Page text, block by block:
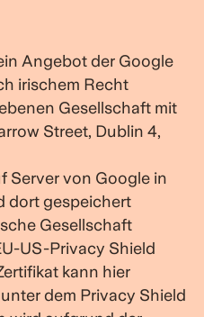
Angebot der Google
irischem Recht
Gesellschaft mit
Street, Dublin 4,
Server von Google in
dort gespeichert
Gesellschaft
US-Privacy Shield
kann hier
dem Privacy Shield